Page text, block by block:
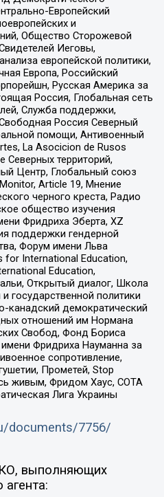
Европейский
и
Общество Сторожевой
Иеговы,
европейской политики,
Европа, Российский
Русская Америка за
Россия, Глобальная сеть
Служба поддержки,
Россия Северный
помощи, Антивоенный
La Asocicion de Rusos
Северных территорий,
Центр, Глобальный союз
Article 19, Мнение
черного креста, Радио
общество изучения
Фридриха Эберта, XZ
поддержки гендерной
Форум имени Льва
for International Education,
Education,
Открытый диалог, Школа
государственной политики
канадский демократический
отношений им Нормана
Свобод, Фонд Бориса
Фридриха Науманна за
сопротивление,
Прометей, Stop
живым, Фридом Хаус, СОТА
Лига Украины
documents/7756/
выполняющих